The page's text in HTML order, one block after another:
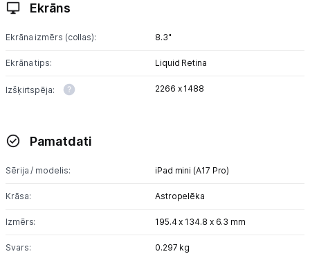
Ekrāns
Ekrāna izmērs (collas): 8.3"
Ekrāna tips: Liquid Retina
Izšķirtspēja: 2266 x 1488
Pamatdati
Sērija / modelis: iPad mini (A17 Pro)
Krāsa: Astropelēka
Izmērs: 195.4 x 134.8 x 6.3 mm
Svars: 0.297 kg